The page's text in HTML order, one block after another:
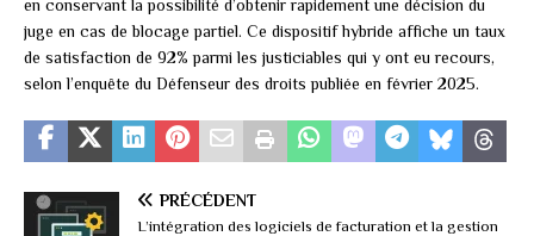
en conservant la possibilité d’obtenir rapidement une décision du
juge en cas de blocage partiel. Ce dispositif hybride affiche un taux
de satisfaction de 92% parmi les justiciables qui y ont eu recours,
selon l’enquête du Défenseur des droits publiée en février 2025.
PRÉCÉDENT
L’intégration des logiciels de facturation et la gestion